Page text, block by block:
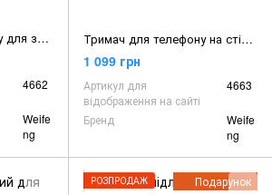
Тримач для телефону для зйомки зверху (набір для зйомки флетлей)
4662
Weife
ng
Тримач для телефону на стіл з кільцевим світлом 30 см. (набір для зйомки flatlay)
1 099 грн
Артикул для
відображення на сайті
4663
Бренд
Weife
ng
Подарунок
РОЗПРОДАЖ